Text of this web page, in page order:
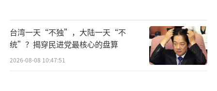
台湾一天“不独”，大陆一天“不
统”？揭穿民进党最核心的盘算
2026-08-08 10:47:51